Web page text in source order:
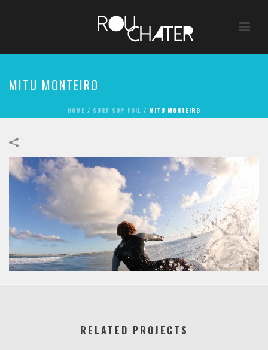
MITU MONTEIRO
HOME / SURF SUP FOIL / MITU MONTEIRO
RELATED PROJECTS